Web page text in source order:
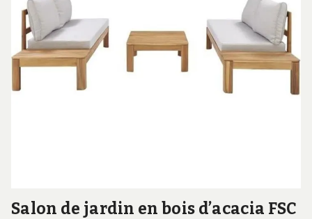
Salon de jardin en bois d’acacia FSC